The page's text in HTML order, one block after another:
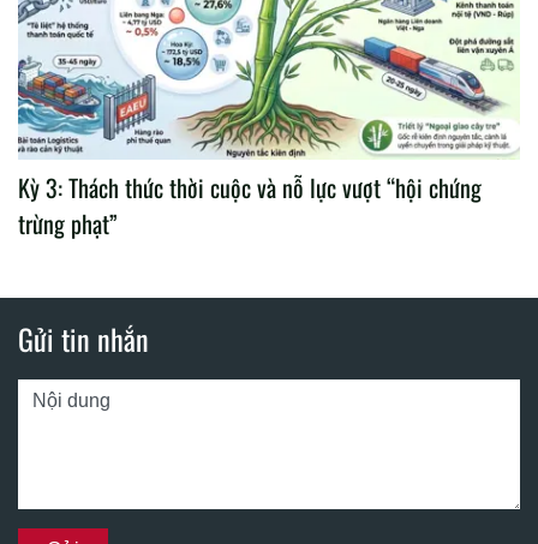
Kỳ 3: Thách thức thời cuộc và nỗ lực vượt “hội chứng
trừng phạt”
Gửi tin nhắn